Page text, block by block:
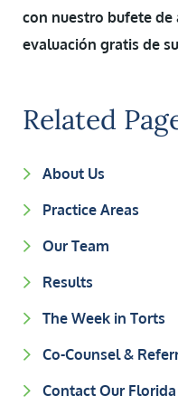
con nuestro bufete de
evaluación gratis de
Related
About Us
Practice Areas
Our Team
Results
The Week in Torts
Co-Counsel &
Contact Our